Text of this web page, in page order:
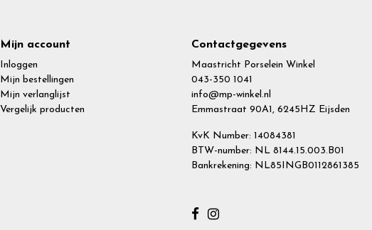
Mijn account
Inloggen
Mijn bestellingen
Mijn verlanglijst
Vergelijk producten
Contactgegevens
Maastricht Porselein Winkel
043-350 1041
info@mp-winkel.nl
Emmastraat 90A1, 6245HZ Eijsden
KvK Number: 14084381
BTW-number: NL 8144.15.003.B01
Bankrekening: NL85INGB0112861385